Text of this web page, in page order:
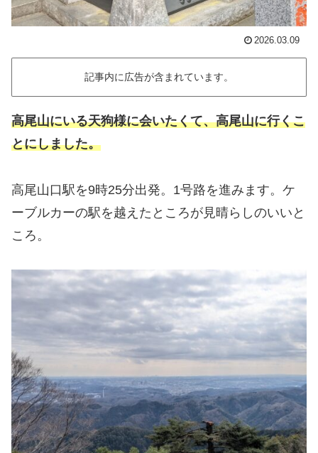
2026.03.09
記事内に広告が含まれています。
高尾山にいる天狗様に会いたくて、高尾山に行くこ
とにしました。
高尾山口駅を9時25分出発。1号路を進みます。ケ
ーブルカーの駅を越えたところが見晴らしのいいと
ころ。